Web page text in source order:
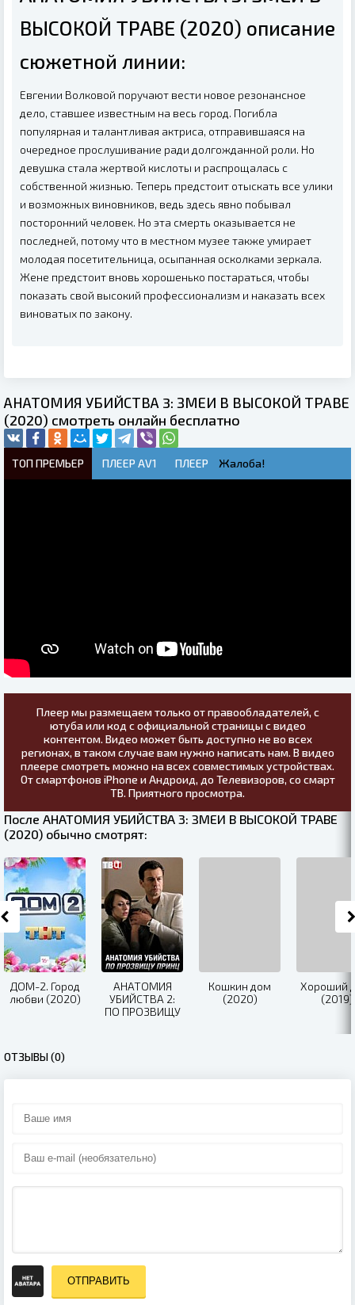
ВЫСОКОЙ ТРАВЕ (2020) описание
сюжетной линии:
Евгении Волковой поручают вести новое резонансное
дело, ставшее известным на весь город. Погибла
популярная и талантливая актриса, отправившаяся на
очередное прослушивание ради долгожданной роли. Но
девушка стала жертвой кислоты и распрощалась с
собственной жизнью. Теперь предстоит отыскать все улики
и возможных виновников, ведь здесь явно побывал
посторонний человек. Но эта смерть оказывается не
последней, потому что в местном музее также умирает
молодая посетительница, осыпанная осколками зеркала.
Жене предстоит вновь хорошенько постараться, чтобы
показать свой высокий профессионализм и наказать всех
виноватых по закону.
АНАТОМИЯ УБИЙСТВА 3: ЗМЕИ В ВЫСОКОЙ ТРАВЕ
(2020) смотреть онлайн бесплатно
ТОП ПРЕМЬЕР ПЛЕЕР AV1 ПЛЕЕР Жалоба!
Плеер мы размещаем только от правообладателей, с
ютуба или код с официальной страницы с видео
контентом. Видео может быть доступно не во всех
регионах, в таком случае вам нужно написать нам. В видео
плеере смотреть можно на всех совместимых устройствах.
От смартфонов iPhone и Андроид, до Телевизоров, со смарт
ТВ. Приятного просмотра.
После АНАТОМИЯ УБИЙСТВА 3: ЗМЕИ В ВЫСОКОЙ ТРАВЕ
(2020) обычно смотрят:
ДОМ-2. Город
любви (2020)
АНАТОМИЯ
УБИЙСТВА 2:
ПО ПРОЗВИЩУ
Кошкин дом
(2020)
Хороший
(2019)
ОТЗЫВЫ (0)
ОТПРАВИТЬ